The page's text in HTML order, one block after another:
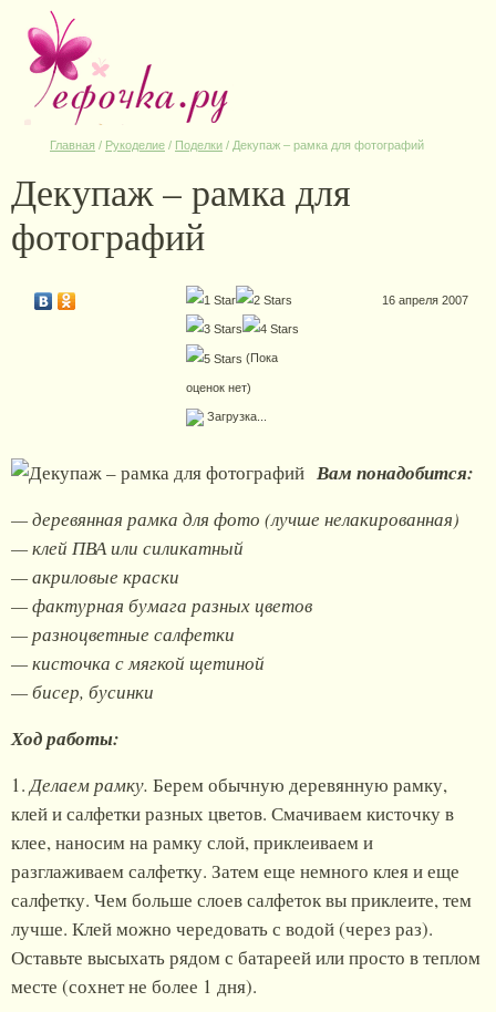
Главная / Рукоделие / Поделки / Декупаж – рамка для фотографий
Декупаж – рамка для
фотографий
(Пока
оценок нет)
Загрузка...
16 апреля 2007
Вам понадобится:
— деревянная рамка для фото (лучше нелакированная)
— клей ПВА или силикатный
— акриловые краски
— фактурная бумага разных цветов
— разноцветные салфетки
— кисточка с мягкой щетиной
— бисер, бусинки
Ход работы:
1.Делаем рамку. Берем обычную деревянную рамку,
клей и салфетки разных цветов. Смачиваем кисточку в
клее, наносим на рамку слой, приклеиваем и
разглаживаем салфетку. Затем еще немного клея и еще
салфетку. Чем больше слоев салфеток вы приклеите, тем
лучше. Клей можно чередовать с водой (через раз).
Оставьте высыхать рядом с батареей или просто в теплом
месте (сохнет не более 1 дня).